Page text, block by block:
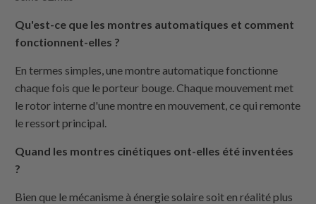
Qu'est-ce que les montres automatiques et comment
fonctionnent-elles ?
En termes simples, une montre automatique fonctionne
chaque fois que le porteur bouge. Chaque mouvement met
le rotor interne d'une montre en mouvement, ce qui remonte
le ressort principal.
Quand les montres cinétiques ont-elles été inventées
?
Bien que le mécanisme à énergie solaire soit en réalité plus